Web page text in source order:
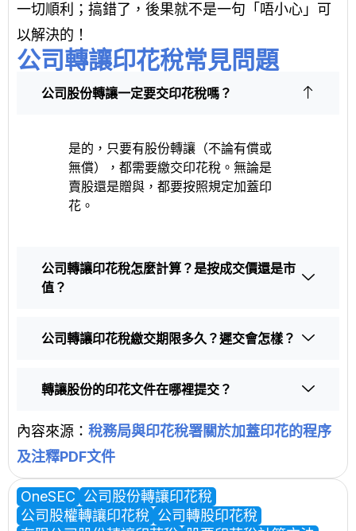
一切順利；搞錯了，後果就不是一句「唔小心」可
以解決的！
公司轉讓印花稅常見問題
公司股份轉讓一定要交印花稅嗎？
是的，只要有股份轉讓（不論有償或
無償），都需要繳交印花稅。無論是
賣股還是贈與，都要按照規定加蓋印
花。
公司轉讓印花稅怎麼計算？是按成交價還是市
值？
公司轉讓印花稅繳交期限多久？遲交會怎樣？
轉讓股份的印花文件在哪裡提交？
內容來源： 稅務局與印花稅署關於加蓋印花的程序
及注釋PDF文件
OneSEC 公司股份轉讓印花稅
公司股權轉讓印花稅 公司轉股印花稅